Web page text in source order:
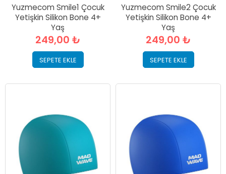
Yuzmecom Smile1 Çocuk
Yetişkin Silikon Bone 4+
Yaş
249,00 ₺
SEPETE EKLE
Yuzmecom Smile2 Çocuk
Yetişkin Silikon Bone 4+
Yaş
249,00 ₺
SEPETE EKLE